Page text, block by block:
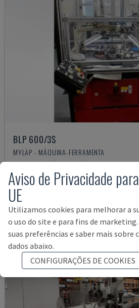
BLP 600/3S
MYLÄP - MÁQUINA-FERRAMENTA
ALEMANHA 2004 4.840 HRS
Aviso de Privacidade
UE
Utilizamos cookies para melhorar a
o uso do site e para fins de
suas preferências e saber mais sobre
dados abaixo.
CONFIGURAÇÕES DE COOKIES